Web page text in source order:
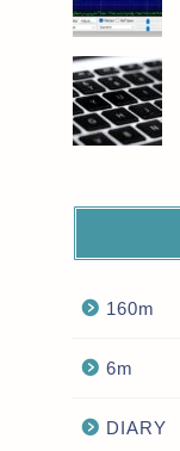
160m
6m
DIARY